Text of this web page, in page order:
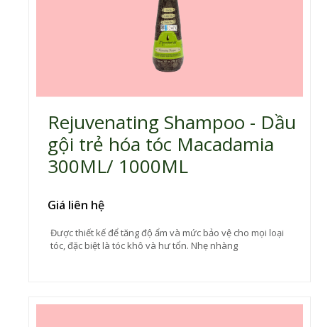
Rejuvenating Shampoo - Dầu
gội trẻ hóa tóc Macadamia
300ML/ 1000ML
Giá liên hệ
Được thiết kế để tăng độ ẩm và mức bảo vệ cho mọi loại
tóc, đặc biệt là tóc khô và hư tổn. Nhẹ nhàng